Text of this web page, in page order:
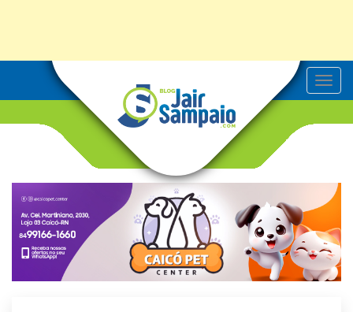
T
o
v
g
t
i
o
n